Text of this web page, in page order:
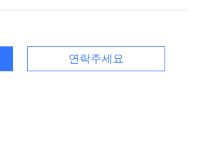
연락주세요